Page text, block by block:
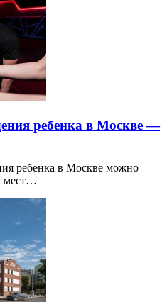
ребенка в Москве —
ребенка в Москве можно
мест…